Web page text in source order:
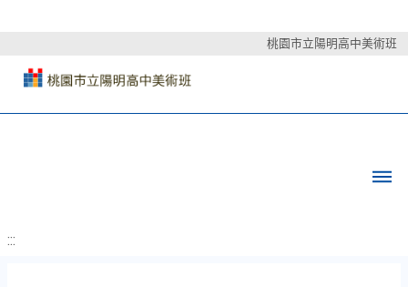
桃園市立陽明高中美術班
:::